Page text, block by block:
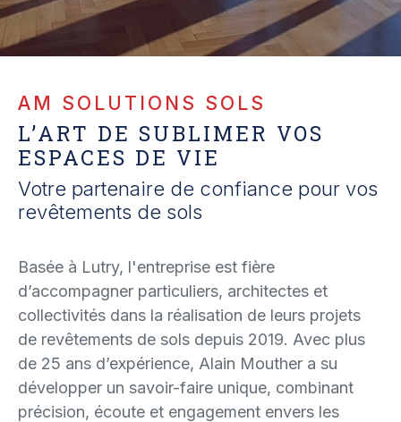
AM SOLUTIONS SOLS
L’ART DE SUBLIMER VOS
ESPACES DE VIE
Votre partenaire de confiance pour vos
revêtements de sols
Basée à Lutry, l'entreprise est fière
d’accompagner particuliers, architectes et
collectivités dans la réalisation de leurs projets
de revêtements de sols depuis 2019. Avec plus
de 25 ans d’expérience, Alain Mouther a su
développer un savoir-faire unique, combinant
précision, écoute et engagement envers les